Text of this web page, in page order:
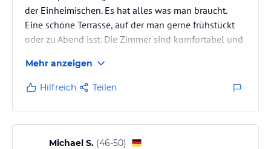
der Einheimischen. Es hat alles was man braucht.
Eine schöne Terrasse, auf der man gerne frühstückt
oder zu Abend isst. Die Zimmer sind komfortabel und
Mehr anzeigen
Hilfreich Teilen
Michael S. (46-50)